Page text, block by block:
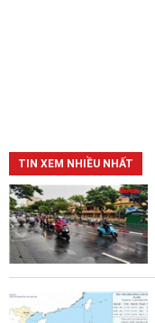
TIN XEM NHIỀU NHẤT